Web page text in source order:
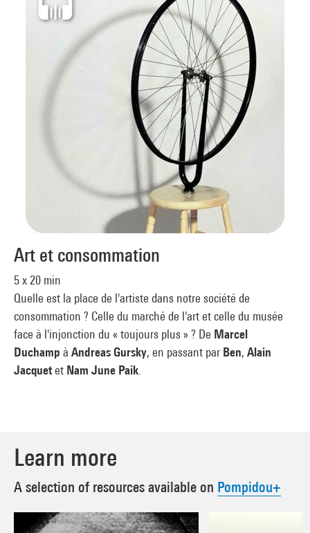
Art et consommation
5 x 20 min
Quelle est la place de l'artiste dans notre société de
consommation ? Celle du marché de l'art et celle du musée
face à l'injonction du « toujours plus » ? De Marcel
Duchamp à Andreas Gursky, en passant par Ben, Alain
Jacquetet Nam June Paik
Learn more
A selection of resources available on Pompidou+